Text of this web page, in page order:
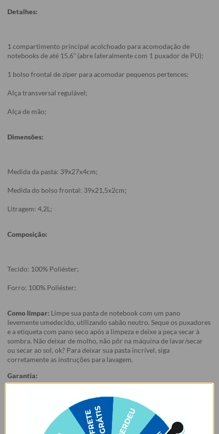
Detalhes:
1 compartimento principal acolchoado para acomodação de
notebooks de até 15.6” (abre lateralmente com 1 puxador de PU);
1 bolso frontal de zíper para acomodar pequenos pertences;
Alça transversal regulável;
Alça de mão;
Dimensões:
Medida da pasta: 39x27x4cm;
Medida do bolso frontal: 39x21,5x2cm;
Litragem: 4,2L;
Composição:
Tecido: 100% Poliéster;
Forro: 100% Poliéster;
Como limpar: Limpe sua pasta de notebook com um pano
levemente umedecido, utilizando sabão neutro. Seque os puxadores
e a etiqueta com pano seco após a limpeza e deixe a peça secar à
sombra. Não deixar de molho, não pôr na máquina de lavar/secar
ou secar ao sol, ok? Para deixar sua pasta incrível, siga
corretamente as instruções para lavagem.
Garantia:
- Os nossos produtos personalizados (
estampados ou
customizados com nome/foto) são feitos especialmente para você,
de acordo com a opção escolhida no momento da compra.
- Isso significa que a produção só começa após a confirmação do